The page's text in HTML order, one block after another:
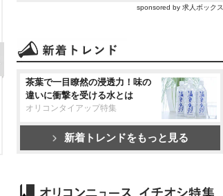
sponsored by 求人ボックス
茶葉で一目瞭然の浸透力！味の
違いに衝撃を受ける水とは
オリコンタイアップ特集
新着トレンドをもっと見る